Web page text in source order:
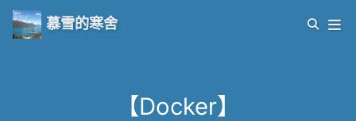
慕雪的寒舍
【Docker】